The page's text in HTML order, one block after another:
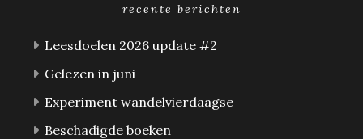
recente berichten
Leesdoelen 2026 update #2
Gelezen in juni
Experiment wandelvierdaagse
Beschadigde boeken